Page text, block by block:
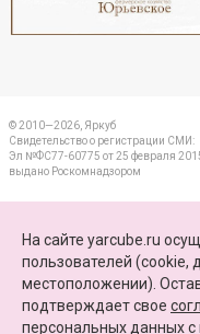
© 2010—2026, Яркуб
Свидетельство о регистрации СМИ:
Эл №ФС77-60775 от 25 февраля
выдано Роскомнадзором
ПАРТНЕРЫ
КАРТА САЙТА
На сайте yarcube.ru
пользователей (cookie,
местоположении).
подтверждает свое
персональных данныхc